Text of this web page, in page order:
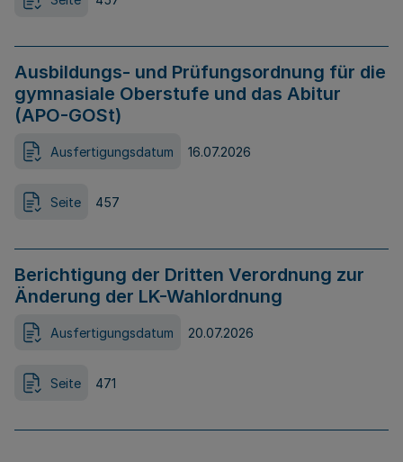
Ausbildungs- und Prüfungsordnung für die
gymnasiale Oberstufe und das Abitur
(APO-GOSt)
Ausfertigungsdatum 16.07.2026
Seite 457
Berichtigung der Dritten Verordnung zur
Änderung der LK-Wahlordnung
Ausfertigungsdatum 20.07.2026
Seite 471